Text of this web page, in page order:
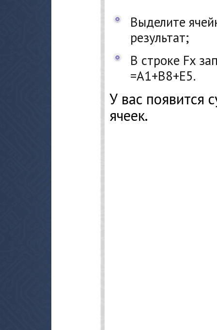
Выделите
результат;
В строке Fx
=А1+В8+Е5.
У вас появится
ячеек.